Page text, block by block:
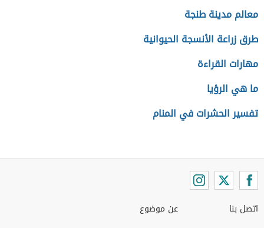
معالم مدينة طنجة
طرق زراعة الأنسجة الحيوانية
مهارات القراءة
ما هي الرؤيا
تفسير الحشرات في المنام
اتصل بنا
عن موضوع